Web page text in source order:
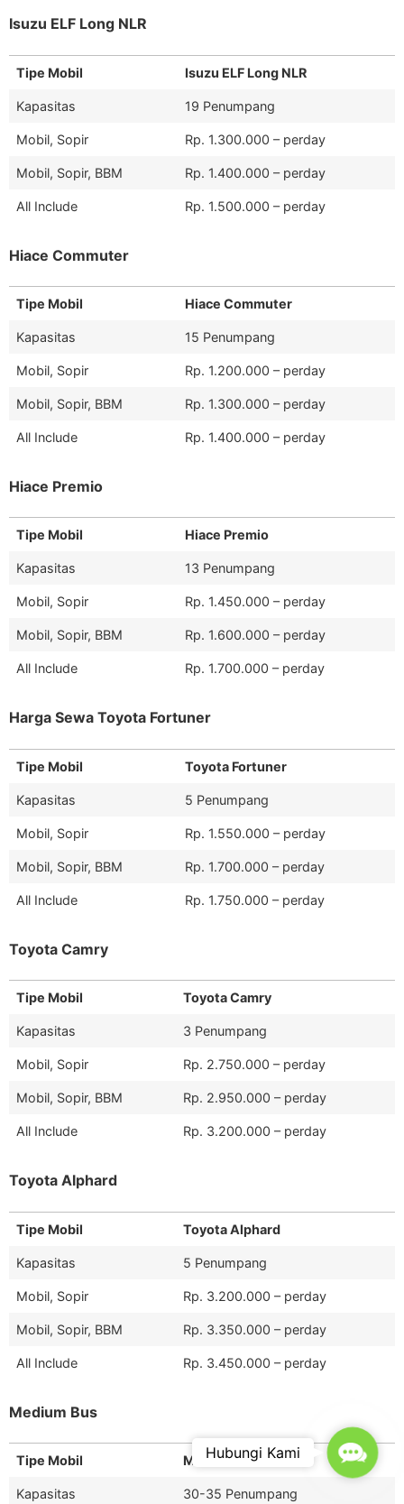
Isuzu ELF Long NLR
Tipe Mobil Isuzu ELF Long NLR
Kapasitas 19 Penumpang
Mobil, Sopir Rp. 1.300.000 – perday
Mobil, Sopir, BBM Rp. 1.400.000 – perday
All Include Rp. 1.500.000 – perday
Hiace Commuter
Tipe Mobil Hiace Commuter
Kapasitas 15 Penumpang
Mobil, Sopir Rp. 1.200.000 – perday
Mobil, Sopir, BBM Rp. 1.300.000 – perday
All Include Rp. 1.400.000 – perday
Hiace Premio
Tipe Mobil Hiace Premio
Kapasitas 13 Penumpang
Mobil, Sopir Rp. 1.450.000 – perday
Mobil, Sopir, BBM Rp. 1.600.000 – perday
All Include Rp. 1.700.000 – perday
Harga Sewa Toyota Fortuner
Tipe Mobil Toyota Fortuner
Kapasitas 5 Penumpang
Mobil, Sopir Rp. 1.550.000 – perday
Mobil, Sopir, BBM Rp. 1.700.000 – perday
All Include Rp. 1.750.000 – perday
Toyota Camry
Tipe Mobil Toyota Camry
Kapasitas 3 Penumpang
Mobil, Sopir Rp. 2.750.000 – perday
Mobil, Sopir, BBM Rp. 2.950.000 – perday
All Include Rp. 3.200.000 – perday
Toyota Alphard
Tipe Mobil Toyota Alphard
Kapasitas 5 Penumpang
Mobil, Sopir Rp. 3.200.000 – perday
Mobil, Sopir, BBM Rp. 3.350.000 – perday
All Include Rp. 3.450.000 – perday
Medium Bus
Tipe Mobil Medium Bus
Kapasitas 30-35 Penumpang
Hubungi Kami